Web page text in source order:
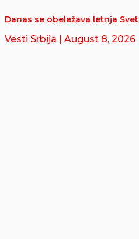
Danas se obeležava letnja
Vesti Srbija | August 8, 2026